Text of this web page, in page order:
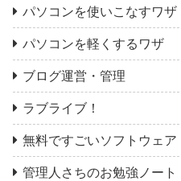
パソコンを使いこなすワザ
パソコンを軽くするワザ
ブログ運営・管理
ラブライブ！
無料ですごいソフトウェア
管理人さちのお勉強ノート